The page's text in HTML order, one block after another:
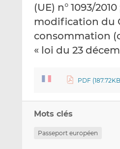
(UE) n° 1093/2010
modification du
consommation
« loi du 23
PDF
Mots clés
Passeport européen